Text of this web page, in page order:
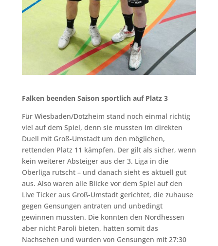
Falken beenden Saison sportlich auf Platz 3
Für Wiesbaden/Dotzheim stand noch einmal richtig
viel auf dem Spiel, denn sie mussten im direkten
Duell mit Groß-Umstadt um den möglichen,
rettenden Platz 11 kämpfen. Der gilt als sicher, wenn
kein weiterer Absteiger aus der 3. Liga in die
Oberliga rutscht – und danach sieht es aktuell gut
aus. Also waren alle Blicke vor dem Spiel auf den
Live Ticker aus Groß-Umstadt gerichtet, die zuhause
gegen Gensungen antraten und unbedingt
gewinnen mussten. Die konnten den Nordhessen
aber nicht Paroli bieten, hatten somit das
Nachsehen und wurden von Gensungen mit 27:30